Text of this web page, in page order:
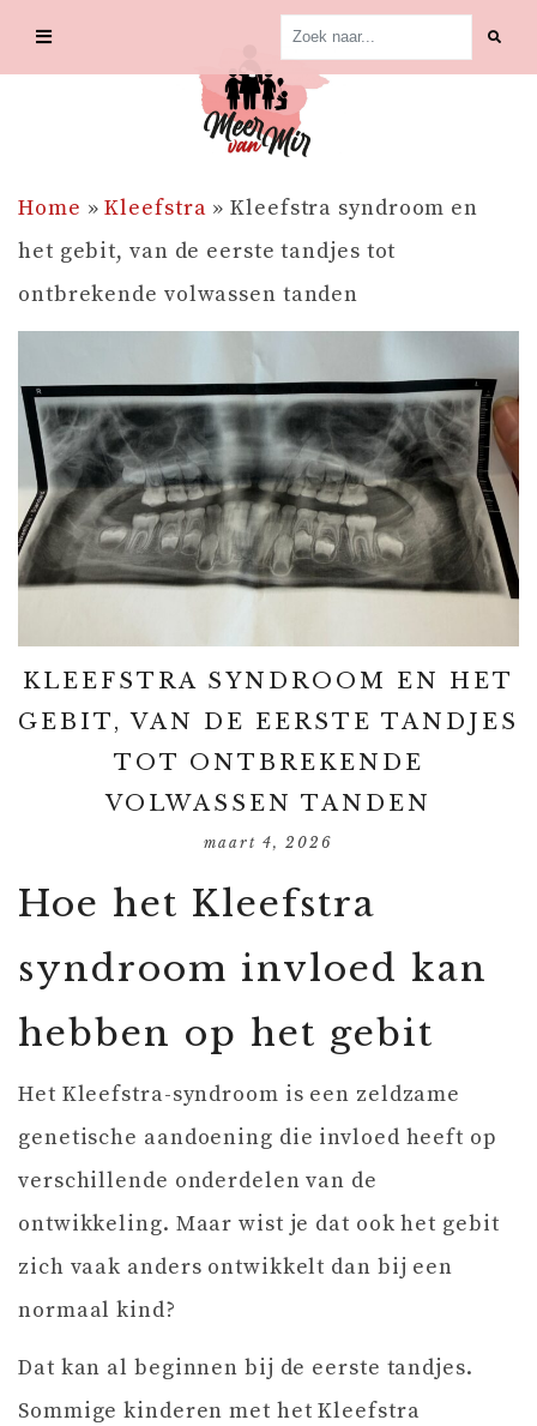
Home »Kleefstra »Kleefstra syndroom en
het gebit, van de eerste tandjes tot
ontbrekende volwassen tanden
KLEEFSTRA SYNDROOM EN HET
GEBIT, VAN DE EERSTE TANDJES
TOT ONTBREKENDE
VOLWASSEN TANDEN
maart 4, 2026
Hoe het Kleefstra
syndroom invloed kan
hebben op het gebit
Het Kleefstra-syndroom is een zeldzame
genetische aandoening die invloed heeft op
verschillende onderdelen van de
ontwikkeling. Maar wist je dat ook het gebit
zich vaak anders ontwikkelt dan bij een
normaal kind?
Dat kan al beginnen bij de eerste tandjes.
Sommige kinderen met het Kleefstra